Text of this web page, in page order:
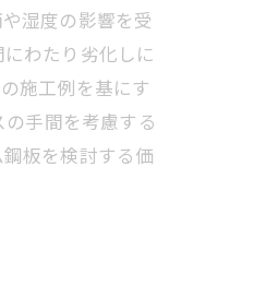
湿度の影響を受
わたり劣化しに
施工例を基にす
手間を考慮する
板を検討する価